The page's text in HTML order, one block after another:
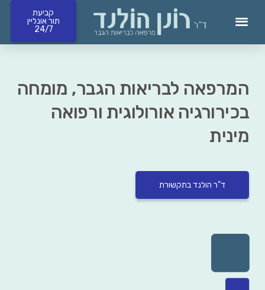
קביעת
תור אונליין
24/7
המרפאה לבריאות הגבר, מומחה
בכירורגיה אורולוגית ורפואה
מינית
ד"ר הולנד בתקשורת